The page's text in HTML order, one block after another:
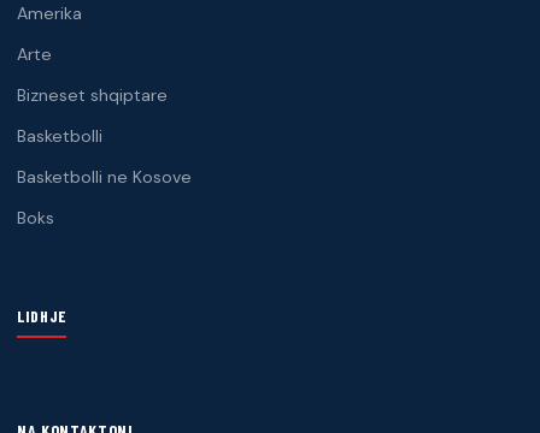
Amerika
Arte
Bizneset shqiptare
Basketbolli
Basketbolli ne Kosove
Boks
LIDHJE